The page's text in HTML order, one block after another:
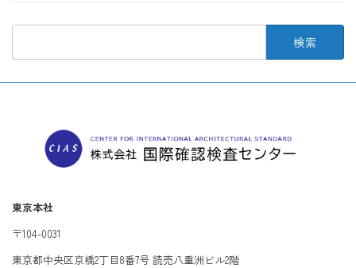
東京本社
〒104-0031
東京都中央区京橋2丁目8番7号 読売八重洲ビル2階